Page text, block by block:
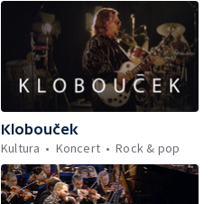
Klobouček
Kultura
Koncert Rock & pop